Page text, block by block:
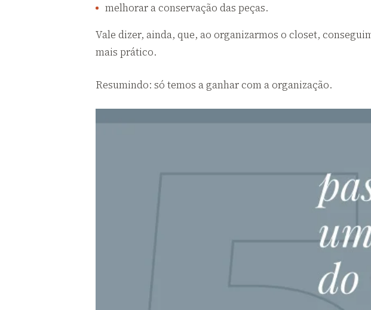
melhorar a conservação das peças.
Vale dizer, ainda, que, ao organizarmos o closet,
mais prático.
Resumindo: só temos a ganhar com a organização.